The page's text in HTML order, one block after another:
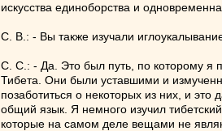
искусства единоборства и
С. В.: - Вы также изучали
С. С.: - Да. Это был путь, по которому я
Тибета. Они были уставшими и
позаботиться о некоторых из них, и
общий язык. Я немного изучил
которые на самом деле вещами не